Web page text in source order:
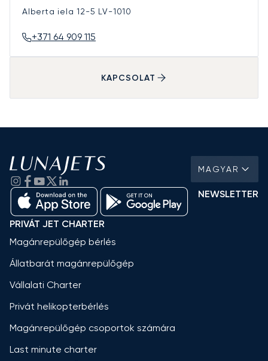
Alberta iela 12-5 LV-1010
+371 64 909 115
KAPCSOLAT
MAGYAR
NEWSLETTER
PRIVÁT JET CHARTER
Magánrepülőgép bérlés
Állatbarát magánrepülőgép
Vállalati Charter
Privát helikopterbérlés
Magánrepülőgép csoportok számára
Last minute charter